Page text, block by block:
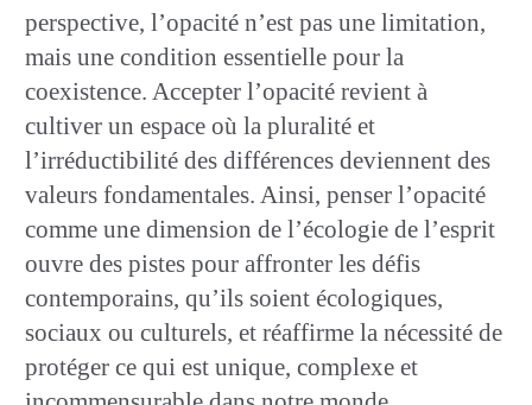
perspective, l’opacité n’est pas une limitation,
mais une condition essentielle pour la
coexistence. Accepter l’opacité revient à
cultiver un espace où la pluralité et
l’irréductibilité des différences deviennent des
valeurs fondamentales. Ainsi, penser l’opacité
comme une dimension de l’écologie de l’esprit
ouvre des pistes pour affronter les défis
contemporains, qu’ils soient écologiques,
sociaux ou culturels, et réaffirme la nécessité de
protéger ce qui est unique, complexe et